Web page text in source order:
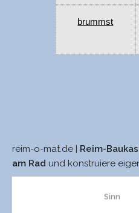
brummst
reim-o-mat.de |
Reim-
am Rad und konstruiere
Sinn